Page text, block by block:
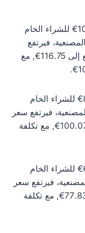
سعر الذهب عيار 21 اليوم يبلغ 103.04€ للشراء الخام
المصنعية، فيرتفع
سعر الشراء إلى 113.35€ وسعر البيع إلى 116.75€, مع
سعر الذهب عيار 18 اليوم يبلغ 88.32€ للشراء الخام
المصنعية، فيرتفع سعر
الشراء إلى 97.16€ وسعر البيع إلى 100.07€, مع تكلفة
سعر الذهب عيار 14 اليوم يبلغ 68.70€ للشراء الخام
المصنعية، فيرتفع سعر
الشراء إلى 75.57€ وسعر البيع إلى 77.83€, مع تكلفة